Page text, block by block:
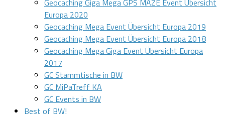
Geocaching Giga Mega GPS MAZE Event Übersicht
Europa 2020
Geocaching Mega Event Übersicht Europa 2019
Geocaching Mega Event Übersicht Europa 2018
Geocaching Mega Giga Event Übersicht Europa
2017
GC Stammtische in BW
GC MiPaTreff KA
GC Events in BW
Best of BW!